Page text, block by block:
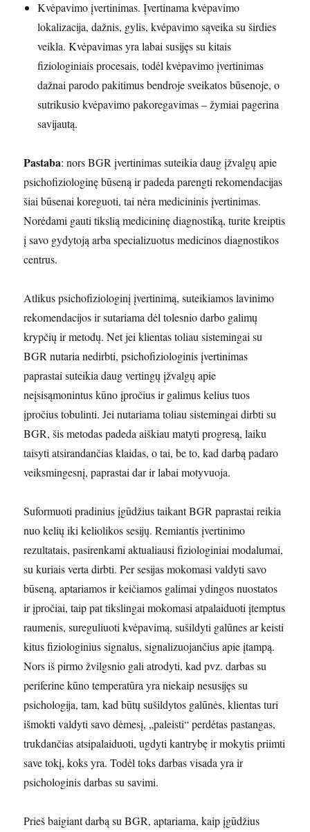
Kvėpavimo įvertinimas. Įvertinama kvėpavimo
lokalizacija, dažnis, gylis, kvėpavimo sąveika su širdies
veikla. Kvėpavimas yra labai susijęs su kitais
fiziologiniais procesais, todėl kvėpavimo įvertinimas
dažnai parodo pakitimus bendroje sveikatos būsenoje, o
sutrikusio kvėpavimo pakoregavimas – žymiai pagerina
savijautą.
Pastaba: nors BGR įvertinimas suteikia daug įžvalgų apie
psichofiziologinę būseną ir padeda parengti rekomendacijas
šiai būsenai koreguoti, tai nėra medicininis įvertinimas.
Norėdami gauti tikslią medicininę diagnostiką, turite kreiptis
į savo gydytoją arba specializuotus medicinos diagnostikos
centrus.
Atlikus psichofiziologinį įvertinimą, suteikiamos lavinimo
rekomendacijos ir sutariama dėl tolesnio darbo galimų
krypčių ir metodų. Net jei klientas toliau sistemingai su
BGR nutaria nedirbti, psichofiziologinis įvertinimas
paprastai suteikia daug vertingų įžvalgų apie
neįsisąmonintus kūno įpročius ir galimus kelius tuos
įpročius tobulinti. Jei nutariama toliau sistemingai dirbti su
BGR, šis metodas padeda aiškiau matyti progresą, laiku
taisyti atsirandančias klaidas, o tai, be to, kad darbą padaro
veiksmingesnį, paprastai dar ir labai motyvuoja.
Suformuoti pradinius įgūdžius taikant BGR paprastai reikia
nuo kelių iki keliolikos sesijų. Remiantis įvertinimo
rezultatais, pasirenkami aktualiausi fiziologiniai modalumai,
su kuriais verta dirbti. Per sesijas mokomasi valdyti savo
būseną, aptariamos ir keičiamos galimai ydingos nuostatos
ir įpročiai, taip pat tikslingai mokomasi atpalaiduoti įtemptus
raumenis, sureguliuoti kvėpavimą, sušildyti galūnes ar keisti
kitus fiziologinius signalus, signalizuojančius apie įtampą.
Nors iš pirmo žvilgsnio gali atrodyti, kad pvz. darbas su
periferine kūno temperatūra yra niekaip nesusijęs su
psichologija, tam, kad būtų sušildytos galūnės, klientas turi
išmokti valdyti savo dėmesį, „paleisti“ perdėtas pastangas,
trukdančias atsipalaiduoti, ugdyti kantrybę ir mokytis priimti
save tokį, koks yra. Todėl toks darbas visada yra ir
psichologinis darbas su savimi.
Prieš baigiant darbą su BGR, aptariama, kaip įgūdžius